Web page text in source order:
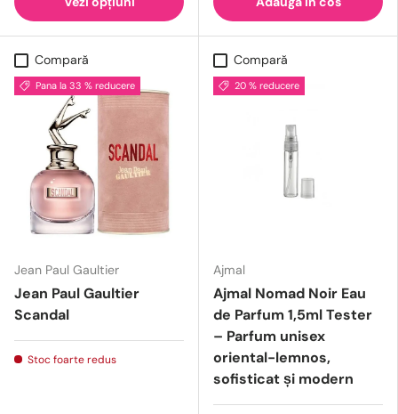
Compară
Pana la 33 % reducere
Jean Paul Gaultier
Jean Paul Gaultier
Scandal
Stoc foarte redus
Compară
20 % reducere
Ajmal
Ajmal Nomad Noir Eau
de Parfum 1,5ml Tester
– Parfum unisex
oriental-lemnos,
sofisticat și modern